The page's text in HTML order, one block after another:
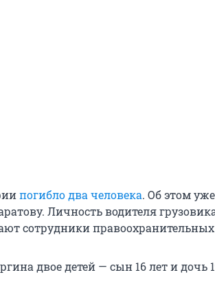
погибло два человека. Об этом
Личность водителя
сотрудники
двое детей — сын 16 лет и дочь